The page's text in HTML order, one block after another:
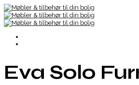
Eva Solo